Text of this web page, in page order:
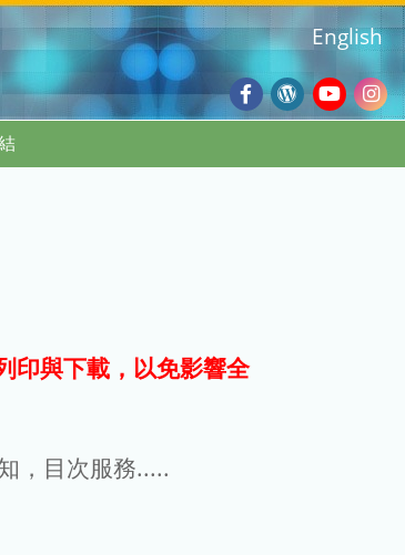
Facebook
Wordpress
Blog
English
印與下載，以免影響全
，目次服務.....